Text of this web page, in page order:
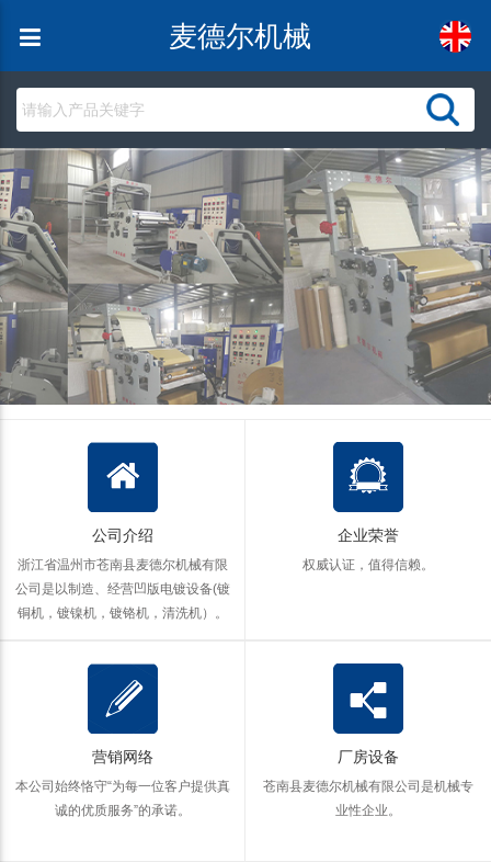
麦德尔机械
公司介绍
浙江省温州市苍南县麦德尔机械有限
公司是以制造、经营凹版电镀设备(镀
铜机，镀镍机，镀铬机，清洗机）。
企业荣誉
权威认证，值得信赖。
营销网络
本公司始终恪守“为每一位客户提供真
诚的优质服务”的承诺。
厂房设备
苍南县麦德尔机械有限公司是机械专
业性企业。